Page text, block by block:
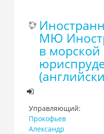
МЮ
в морской
Управляющий:
Прокофьев
Александр